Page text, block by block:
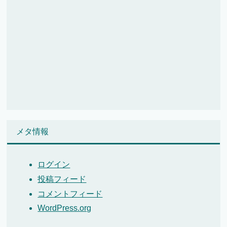
メタ情報
ログイン
投稿フィード
コメントフィード
WordPress.org